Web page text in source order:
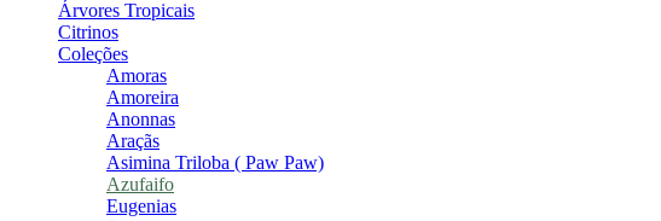
Árvores Tropicais
Citrinos
Coleções
Amoras
Amoreira
Anonnas
Araçãs
Asimina Triloba ( Paw Paw)
Azufaifo
Eugenias